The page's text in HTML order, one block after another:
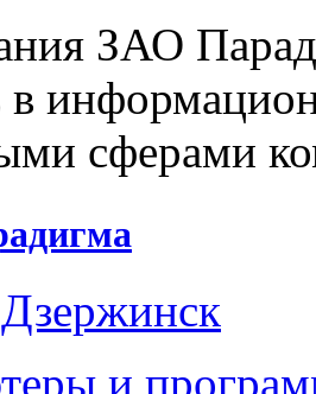
ЗАО
в
сферами
Дзержинск
и